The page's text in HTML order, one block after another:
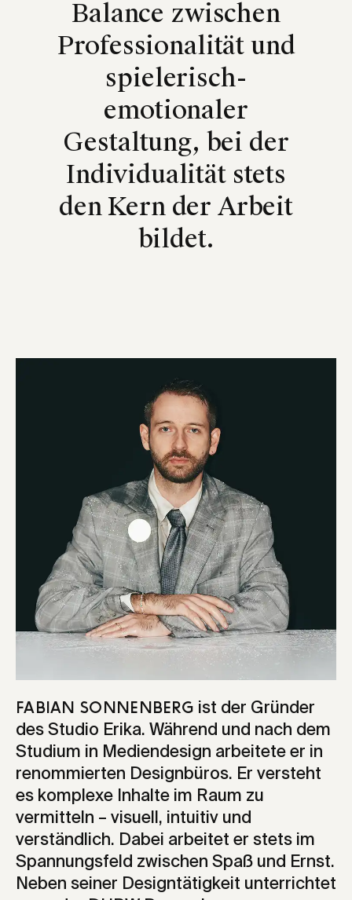
Balance zwischen
Professionalität und
spielerisch-
emotionaler
Gestaltung, bei der
Individualität stets
den Kern der Arbeit
bildet.
Fabian Sonnenberg ist der Gründer
des Studio Erika. Während und nach dem
Studium in Mediendesign arbeitete er in
renommierten Designbüros. Er versteht
es komplexe Inhalte im Raum zu
vermitteln – visuell, intuitiv und
verständlich. Dabei arbeitet er stets im
Spannungsfeld zwischen Spaß und Ernst.
Neben seiner Designtätigkeit unterrichtet